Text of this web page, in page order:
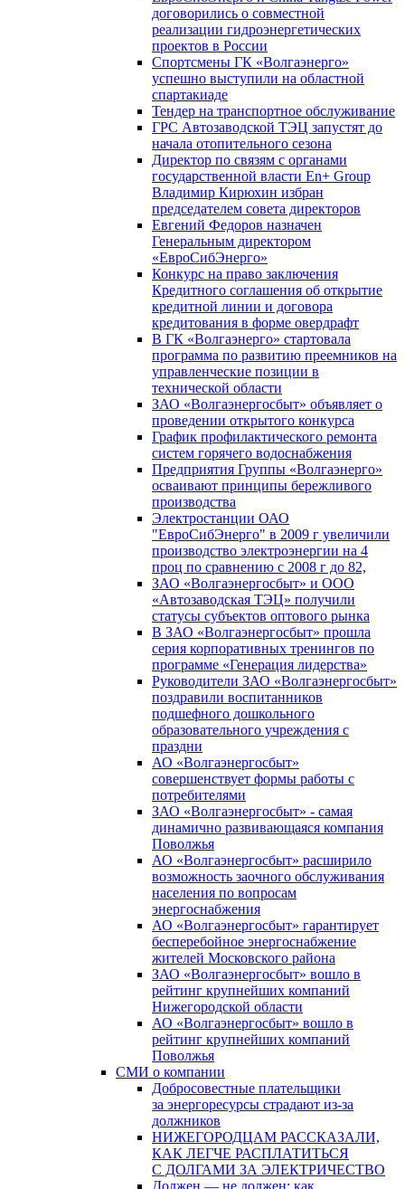
договорились о совместной
реализации гидроэнергетических
проектов в России
Спортсмены ГК «Волгаэнерго»
успешно выступили на областной
спартакиаде
Тендер на транспортное обслуживание
ГРС Автозаводской ТЭЦ запустят до
начала отопительного сезона
Директор по связям с органами
государственной власти En+ Group
Владимир Кирюхин избран
председателем совета директоров
Евгений Федоров назначен
Генеральным директором
«ЕвроСибЭнерго»
Конкурс на право заключения
Кредитного соглашения об открытие
кредитной линии и договора
кредитования в форме овердрафт
В ГК «Волгаэнерго» стартовала
программа по развитию преемников на
управленческие позиции в
технической области
ЗАО «Волгаэнергосбыт» объявляет о
проведении открытого конкурса
График профилактического ремонта
систем горячего водоснабжения
Предприятия Группы «Волгаэнерго»
осваивают принципы бережливого
производства
Электростанции ОАО
"ЕвроСибЭнерго" в 2009 г увеличили
производство электроэнергии на 4
проц по сравнению с 2008 г до 82,
ЗАО «Волгаэнергосбыт» и ООО
«Автозаводская ТЭЦ» получили
статусы субъектов оптового рынка
В ЗАО «Волгаэнергосбыт» прошла
серия корпоративных тренингов по
программе «Генерация лидерства»
Руководители ЗАО «Волгаэнергосбыт»
поздравили воспитанников
подшефного дошкольного
образовательного учреждения с
праздни
АО «Волгаэнергосбыт»
совершенствует формы работы с
потребителями
ЗАО «Волгаэнергосбыт» - самая
динамично развивающаяся компания
Поволжья
АО «Волгаэнергосбыт» расширило
возможность заочного обслуживания
населения по вопросам
энергоснабжения
АО «Волгаэнергосбыт» гарантирует
бесперебойное энергоснабжение
жителей Московского района
ЗАО «Волгаэнергосбыт» вошло в
рейтинг крупнейших компаний
Нижегородской области
АО «Волгаэнергосбыт» вошло в
рейтинг крупнейших компаний
Поволжья
СМИ о компании
Добросовестные плательщики
за энергоресурсы страдают из-за
должников
НИЖЕГОРОДЦАМ РАССКАЗАЛИ,
КАК ЛЕГЧЕ РАСПЛАТИТЬСЯ
С ДОЛГАМИ ЗА ЭЛЕКТРИЧЕСТВО